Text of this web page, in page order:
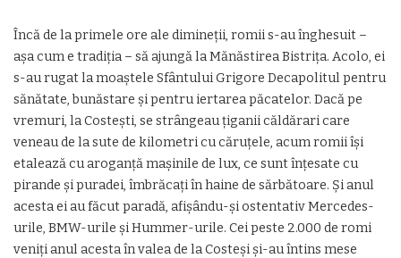
Încă de la primele ore ale dimineţii, romii s-au înghesuit –
aşa cum e tradiţia – să ajungă la Mănăstirea Bistriţa. Acolo, ei
s-au rugat la moaştele Sfântului Grigore Decapolitul pentru
sănătate, bunăstare şi pentru iertarea păcatelor. Dacă pe
vremuri, la Costeşti, se strângeau ţiganii căldărari care
veneau de la sute de kilometri cu căruţele, acum romii îşi
etalează cu aroganţă maşinile de lux, ce sunt înţesate cu
pirande şi puradei, îmbrăcaţi în haine de sărbătoare. Şi anul
acesta ei au făcut paradă, afişându-şi ostentativ Mercedes-
urile, BMW-urile şi Hummer-urile. Cei peste 2.000 de romi
veniţi anul acesta în valea de la Costeşi şi-au întins mese